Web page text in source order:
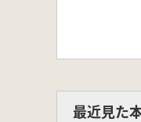
最近見た